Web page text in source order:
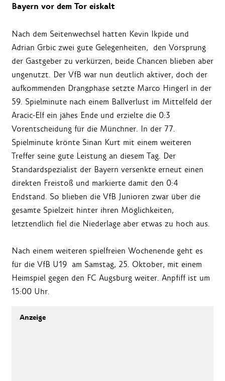
Bayern vor dem Tor eiskalt
Nach dem Seitenwechsel hatten Kevin Ikpide und
Adrian Grbic zwei gute Gelegenheiten, den Vorsprung
der Gastgeber zu verkürzen, beide Chancen blieben aber
ungenutzt. Der VfB war nun deutlich aktiver, doch der
aufkommenden Drangphase setzte Marco Hingerl in der
59. Spielminute nach einem Ballverlust im Mittelfeld der
Aracic-Elf ein jähes Ende und erzielte die 0:3
Vorentscheidung für die Münchner. In der 77.
Spielminute krönte Sinan Kurt mit einem weiteren
Treffer seine gute Leistung an diesem Tag. Der
Standardspezialist der Bayern versenkte erneut einen
direkten Freistoß und markierte damit den 0:4
Endstand. So blieben die VfB Junioren zwar über die
gesamte Spielzeit hinter ihren Möglichkeiten,
letztendlich fiel die Niederlage aber etwas zu hoch aus.
Nach einem weiteren spielfreien Wochenende geht es
für die VfB U19 am Samstag, 25. Oktober, mit einem
Heimspiel gegen den FC Augsburg weiter. Anpfiff ist um
15:00 Uhr.